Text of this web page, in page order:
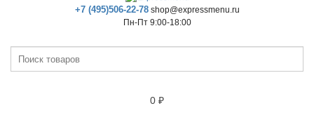
+7 (495)506-22-78shop@expressmenu.ru
Пн-Пт 9:00-18:00
0 ₽